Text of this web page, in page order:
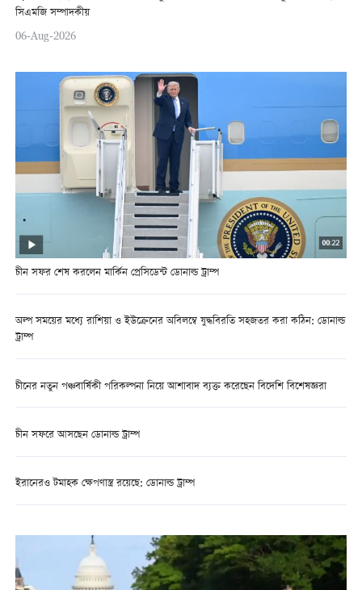
সিএমজি সম্পাদকীয়
06-Aug-2026
চীন সফর শেষ করলেন মার্কিন প্রেসিডেন্ট ডোনাল্ড ট্রাম্প
অল্প সময়ের মধ্যে রাশিয়া ও ইউক্রেনের অবিলম্বে যুদ্ধবিরতি সহজতর করা কঠিন: ডোনাল্ড
ট্রাম্প
চীনের নতুন পঞ্চবার্ষিকী পরিকল্পনা নিয়ে আশাবাদ ব্যক্ত করেছেন বিদেশি বিশেষজ্ঞরা
চীন সফরে আসছেন ডোনাল্ড ট্রাম্প
ইরানেরও টমাহক ক্ষেপণাস্ত্র রয়েছে: ডোনাল্ড ট্রাম্প